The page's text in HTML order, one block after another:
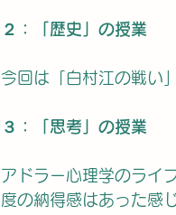
２：「歴史」の授業
今回は「白村江の戦い
３：「思考」の授業
アドラー心理学のライ
度の納得感はあった感